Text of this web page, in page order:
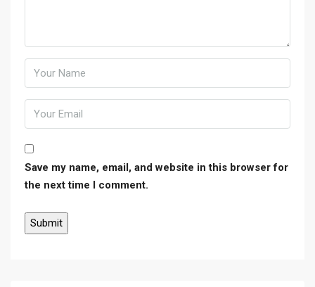
Save my name, email, and website in this browser for
the next time I comment.